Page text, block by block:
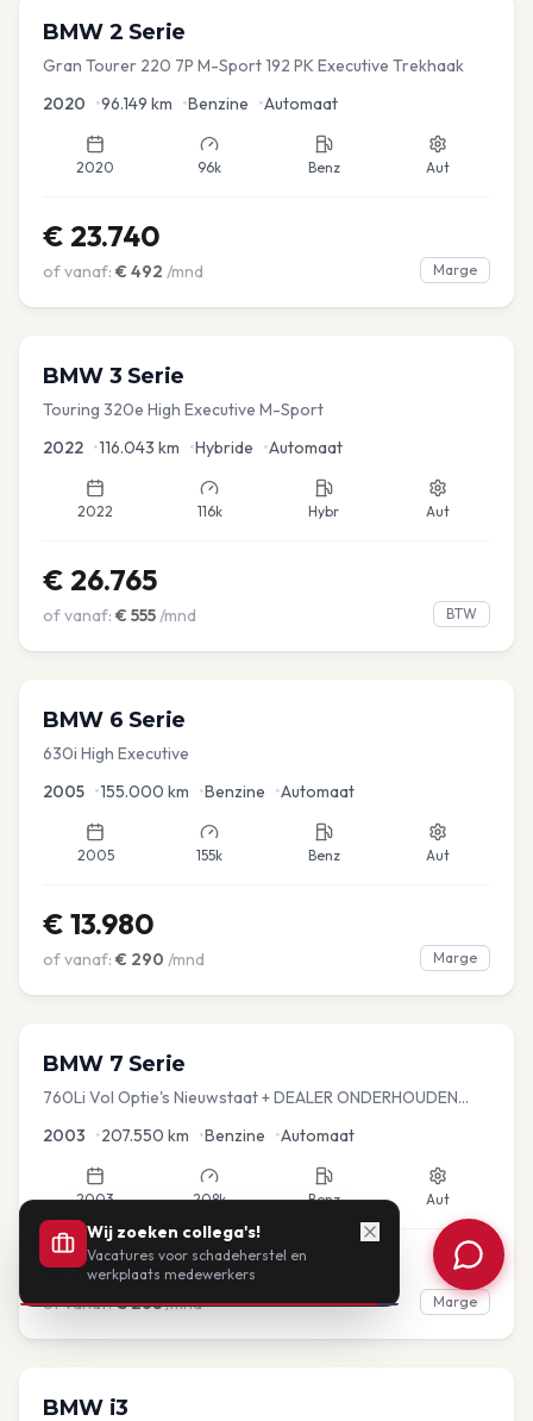
BMW 2 Serie
Gran Tourer 220 7P M-Sport 192 PK Executive Trekhaak
2020 •96.149 km •Benzine •Automaat
2020 96k Benz Aut
€ 23.740
of vanaf: € 492 /mnd Marge
BMW 3 Serie
Touring 320e High Executive M-Sport
2022 •116.043 km •Hybride •Automaat
2022 116k Hybr Aut
€ 26.765
of vanaf: € 555 /mnd BTW
BMW 6 Serie
630i High Executive
2005 •155.000 km •Benzine •Automaat
2005 155k Benz Aut
€ 13.980
of vanaf: € 290 /mnd Marge
BMW 7 Serie
760Li Vol Optie's Nieuwstaat + DEALER ONDERHOUDEN
2003 •207.550 km •Benzine •Automaat
2003 208k Benz Aut
€12.925
of vanaf:€268/mnd Marge
BMW i3
Wij zoeken collega's!
Vacatures voor schadeherstel en
werkplaats medewerkers